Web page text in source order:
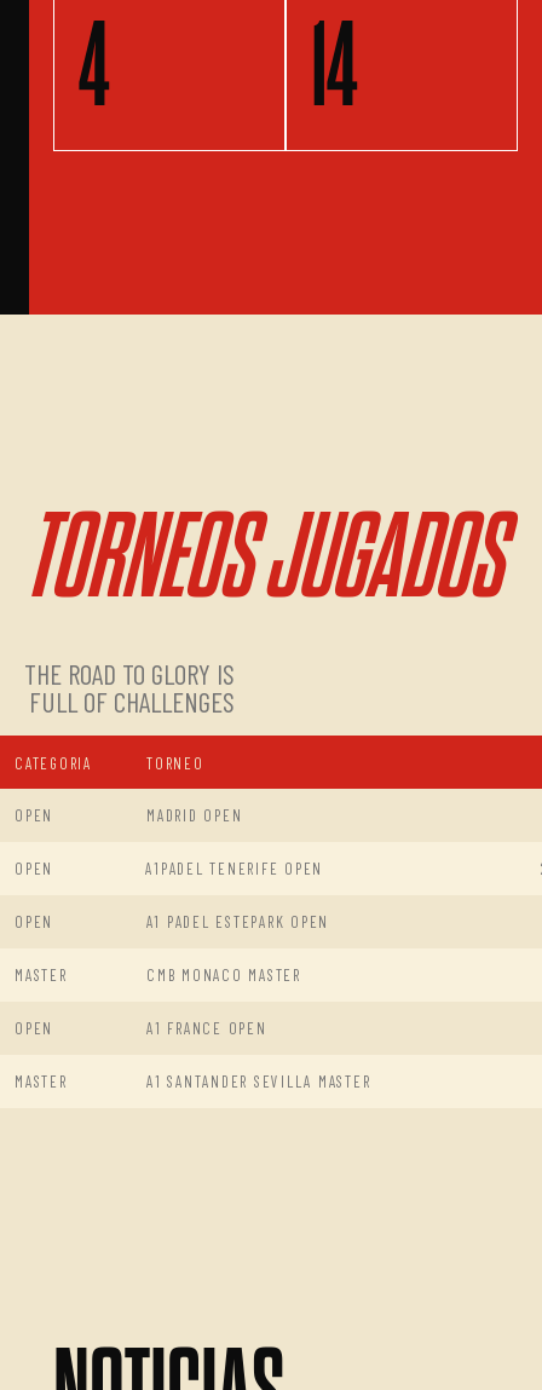
4 14
TORNEOS JUGADOS
THE ROAD TO GLORY IS
FULL OF CHALLENGES
CATEGORIA TORNEO
OPEN MADRID OPEN
OPEN A1PADEL TENERIFE OPEN
OPEN A1 PADEL ESTEPARK OPEN
MASTER CMB MONACO MASTER
OPEN A1 FRANCE OPEN
MASTER A1 SANTANDER SEVILLA MASTER